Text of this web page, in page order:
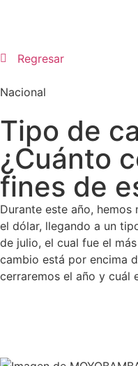
Regresar
Nacional
Tipo de
¿Cuánto
fines de
Durante este año,
el dólar, llegando a un
de julio, el cual fue el
cambio está por encima
cerraremos el año y cuál